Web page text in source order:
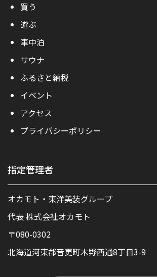
買う
遊ぶ
車中泊
サウナ
ふるさと納税
イベント
アクセス
プライバシーポリシー
指定管理者
オカモト・東洋美装グループ
代表 株式会社オカモト
〒080-0302
北海道河東郡音更町木野西通8丁目3-9